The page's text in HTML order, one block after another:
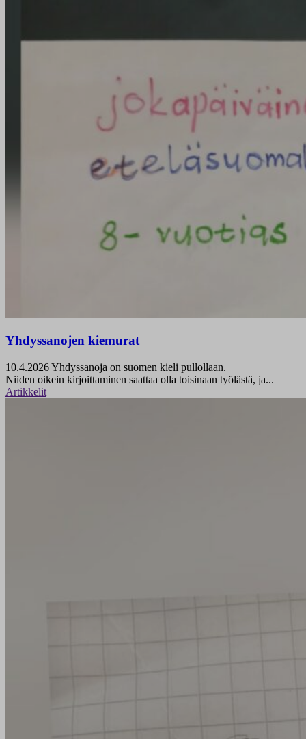
Yhdyssanojen kiemurat
10.4.2026Yhdyssanoja on suomen kieli pullollaan.
Niiden oikein kirjoittaminen saattaa olla toisinaan työlästä, ja...
Artikkelit